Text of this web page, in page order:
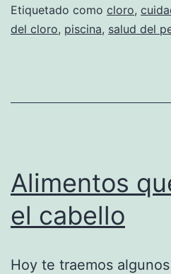
Etiquetado como cloro,
del cloro, piscina, salud del
Alimentos
el cabello
Hoy te traemos